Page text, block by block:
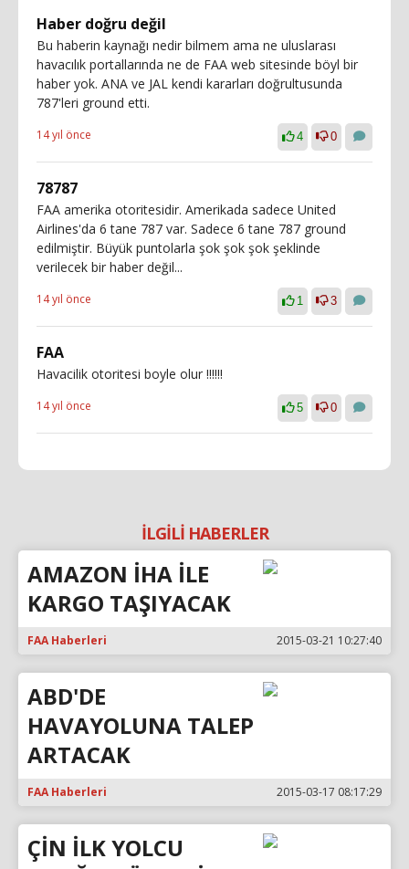
Haber doğru değil
Bu haberin kaynağı nedir bilmem ama ne uluslarası
havacılık portallarında ne de FAA web sitesinde böyl bir
haber yok. ANA ve JAL kendi kararları doğrultusunda
787'leri ground etti.
14 yıl önce 4 0
78787
FAA amerika otoritesidir. Amerikada sadece United
Airlines'da 6 tane 787 var. Sadece 6 tane 787 ground
edilmiştir. Büyük puntolarla şok şok şok şeklinde
verilecek bir haber değil...
14 yıl önce 1 3
FAA
Havacilik otoritesi boyle olur !!!!!!
14 yıl önce 5 0
İLGİLİ HABERLER
AMAZON İHA İLE
KARGO TAŞIYACAK
FAA Haberleri 2015-03-21 10:27:40
ABD'DE
HAVAYOLUNA TALEP
ARTACAK
FAA Haberleri 2015-03-17 08:17:29
ÇİN İLK YOLCU